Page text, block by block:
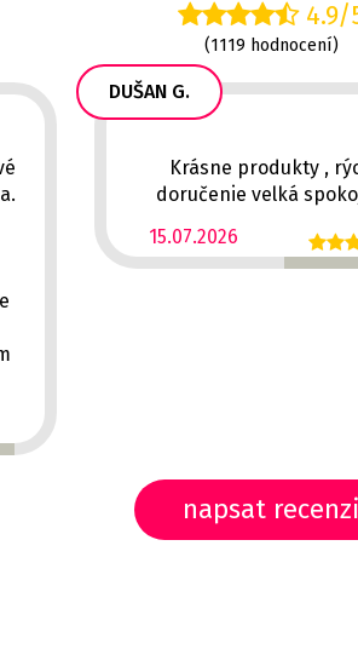
4.9/
(1119 hodnocení)
DUŠAN G.
15.07.2026
Krásne produkty ,
doručenie velká
napsat recenzi